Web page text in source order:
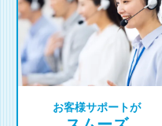
お客様サポートが